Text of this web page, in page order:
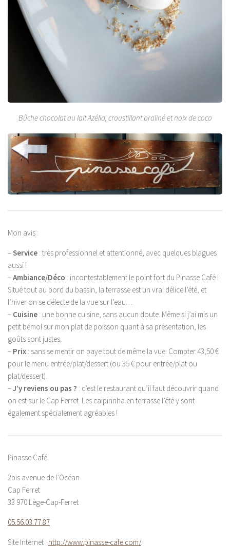
Bûche chocolat au lait Azélia, croustillant praliné et noix de coco
Mon avis :
–Service : très professionnel et attentionné, avec quelques blagues
aussi !
–Ambiance/Déco : incontestablement le point fort du Pinasse Café !
Situé tout au bord du bassin, la terrasse est un vrai délice l’été, et
l’hiver on se délecte de la vue sur l’eau…
– Cuisine : une bonne cuisine, sans aucun doute. Même si j’ai mis un
petit bémol sur mon plat de poisson quant à sa présentation, les
goûts sont justes.
– Prix : sans se mentir on paye tout de même la vue. Compter 43,50 €
pour le menu entrée/plat/dessert (ou 35 € pour entrée/plat ou
plat/dessert).
–J’y reviens ou pas ? : c’est le restaurant qu’il faut découvrir quand
on est sur le Cap Ferret. Les caïpirinha en terrasse l’été y sont
également spécialement agréables !
Pinasse Café
2bis avenue de l’Océan
Cap Ferret
33 970 Lège-Cap-Ferret
05.56.03.77.87
Site Internet : http://www.pinasse-cafe.com/